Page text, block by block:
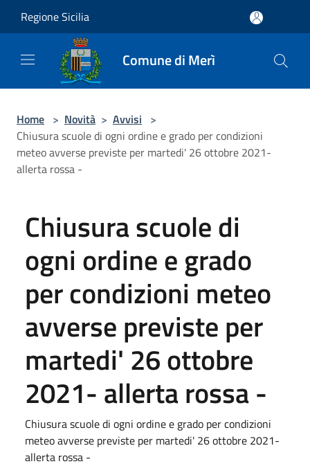
Regione Sicilia
Comune di Merì
Home > Novità > Avvisi >
Chiusura scuole di ogni ordine e grado per condizioni
meteo avverse previste per martedi' 26 ottobre 2021-
allerta rossa -
Chiusura scuole di
ogni ordine e grado
per condizioni meteo
avverse previste per
martedi' 26 ottobre
2021- allerta rossa -
Chiusura scuole di ogni ordine e grado per condizioni
meteo avverse previste per martedi' 26 ottobre 2021-
allerta rossa -